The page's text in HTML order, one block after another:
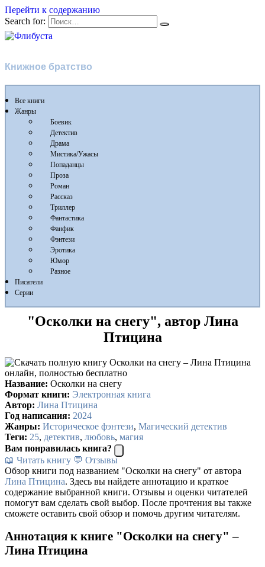
Перейти к содержанию
Search for:
Книжное братство
Все книги
Жанры
Боевик
Детектив
Драма
Мистика/Ужасы
Попаданцы
Проза
Роман
Рассказ
Триллер
Фантастика
Фанфик
Фэнтези
Эротика
Юмор
Разное
Писатели
Серии
"Осколки на снегу", автор Лина
Птицина
Название: Осколки на снегу
Формат книги: Электронная книга
Автор: Лина Птицина
Год написания: 2024
Жанры: Историческое фэнтези, Магический детектив
Теги: 25, детектив, любовь, магия
Вам понравилась книга?
📖 Читать книгу 💬 Отзывы
Обзор книги под названием "Осколки на снегу" от автора
Лина Птицина. Здесь вы найдете аннотацию и краткое
содержание выбранной книги. Отзывы и оценки читателей
помогут вам сделать свой выбор. После прочтения вы также
сможете оставить свой обзор и помочь другим читателям.
Аннотация к книге "Осколки на снегу" –
Лина Птицина